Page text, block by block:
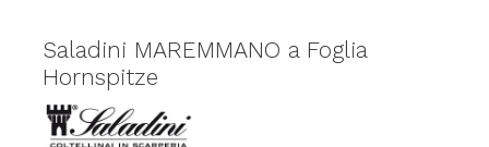
Saladini MAREMMANO a Foglia
Hornspitze